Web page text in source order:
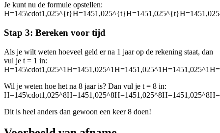
Je kunt nu de formule opstellen:
Stap 3: Bereken voor tijd
Als je wilt weten hoeveel geld er na 1 jaar op de rekening staat, dan
vul je t = 1 in:
Wil je weten hoe het na 8 jaar is? Dan vul je t = 8 in:
Dit is heel anders dan gewoon een keer 8 doen!